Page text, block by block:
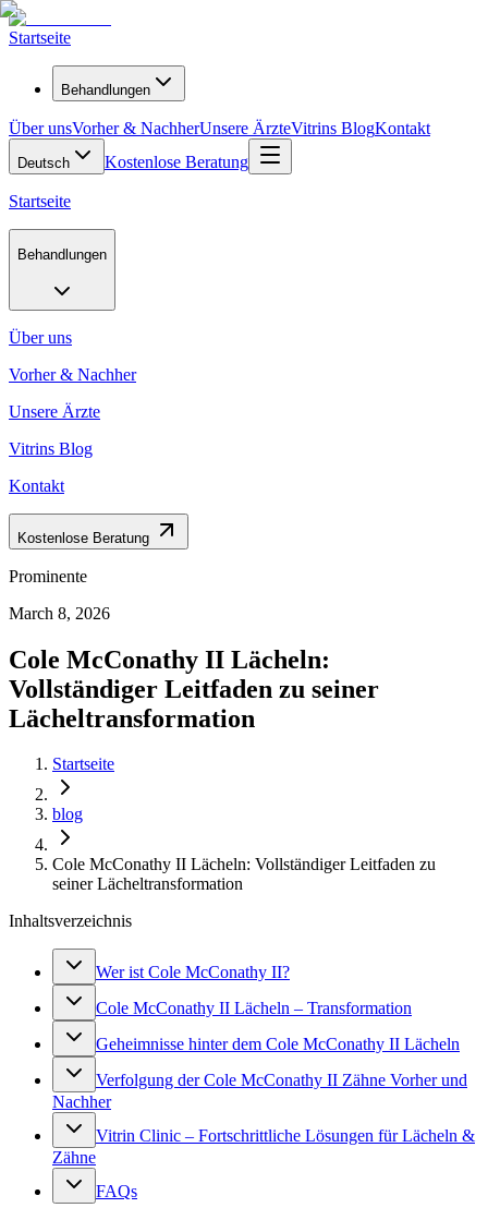
Startseite
Behandlungen
Über unsVorher & NachherUnsere ÄrzteVitrins BlogKontakt
Deutsch Kostenlose Beratung
Startseite
Behandlungen
Über uns
Vorher & Nachher
Unsere Ärzte
Vitrins Blog
Kontakt
Kostenlose Beratung
Prominente
March 8, 2026
Cole McConathy II Lächeln:
Vollständiger Leitfaden zu seiner
Lächeltransformation
Startseite
blog
Cole McConathy II Lächeln: Vollständiger Leitfaden zu
seiner Lächeltransformation
Inhaltsverzeichnis
Wer ist Cole McConathy II?
Cole McConathy II Lächeln – Transformation
Geheimnisse hinter dem Cole McConathy II Lächeln
Verfolgung der Cole McConathy II Zähne Vorher und
Nachher
Vitrin Clinic – Fortschrittliche Lösungen für Lächeln &
Zähne
FAQs